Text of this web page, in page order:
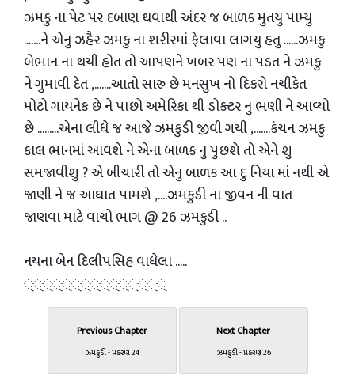
ઝમકુ ના પેટ પર દબાણ થવાથી અંદર જ બાળક મુતયુ પામ્યુ
.......ને એનુ ઝહૈર ઝમકુ ના શરીરમાં ફેલાવા લાગયુ હતુ ......ઝમકુ
બેભાન ના થયી હોત તો આપણને ખબર પણ ના પડત ને ઝમકુ
ને ગુમાવી દેત ,.......આતો સારુ છે મનસુખ નો દિકરો નચીકેત
મોટો ગાયનેક છે ને પાછો અમેરિકા થી ડોક્ટર નુ ભણી ને આવ્યો
છે .........એના લીધે જ આજે ઝમકુડી જીવી ગયી ,.......કંચન ઝમકુ
કાલ ભાનમાં આવશે ને એના બાળક નુ પુછશે તો એને શુ
સમજાવીશુ ? એ બીચારી તો એનુ બાળક આ દુ નિયા માં નથી એ
જાણી ને જ આઘાત પામશે ,....ઝમકુડી ના જીવન ની વાત
જાણવા માટે વાચો ભાગ @ 26 ઝમકુડી ..
નયના બેન દિલીપસિહ વાધેલા .....
્્્્્્્્્્્્્્્
Previous Chapter
ઝમકુડી - પ્રકરણ 24
Next Chapter
ઝમકુડી - પ્રકરણ 26